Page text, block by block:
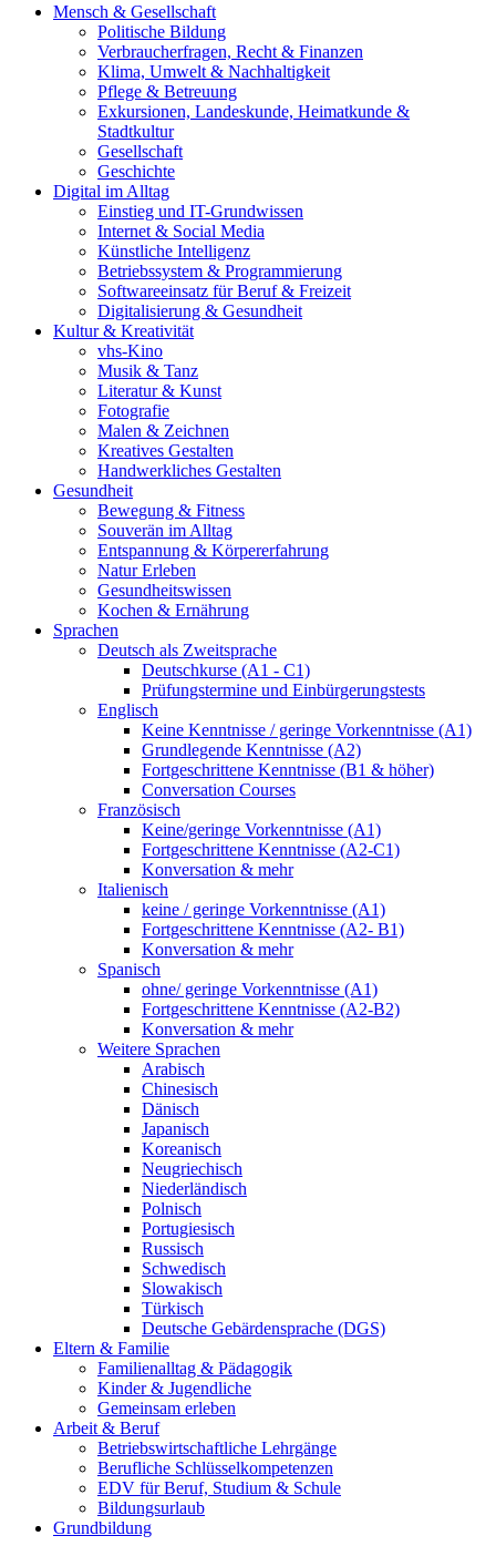
Mensch & Gesellschaft
Politische Bildung
Verbraucherfragen, Recht & Finanzen
Klima, Umwelt & Nachhaltigkeit
Pflege & Betreuung
Exkursionen, Landeskunde, Heimatkunde &
Stadtkultur
Gesellschaft
Geschichte
Digital im Alltag
Einstieg und IT-Grundwissen
Internet & Social Media
Künstliche Intelligenz
Betriebssystem & Programmierung
Softwareeinsatz für Beruf & Freizeit
Digitalisierung & Gesundheit
Kultur & Kreativität
vhs-Kino
Musik & Tanz
Literatur & Kunst
Fotografie
Malen & Zeichnen
Kreatives Gestalten
Handwerkliches Gestalten
Gesundheit
Bewegung & Fitness
Souverän im Alltag
Entspannung & Körpererfahrung
Natur Erleben
Gesundheitswissen
Kochen & Ernährung
Sprachen
Deutsch als Zweitsprache
Deutschkurse (A1 - C1)
Prüfungstermine und Einbürgerungstests
Englisch
Keine Kenntnisse / geringe Vorkenntnisse (A1)
Grundlegende Kenntnisse (A2)
Fortgeschrittene Kenntnisse (B1 & höher)
Conversation Courses
Französisch
Keine/geringe Vorkenntnisse (A1)
Fortgeschrittene Kenntnisse (A2-C1)
Konversation & mehr
Italienisch
keine / geringe Vorkenntnisse (A1)
Fortgeschrittene Kenntnisse (A2- B1)
Konversation & mehr
Spanisch
ohne/ geringe Vorkenntnisse (A1)
Fortgeschrittene Kenntnisse (A2-B2)
Konversation & mehr
Weitere Sprachen
Arabisch
Chinesisch
Dänisch
Japanisch
Koreanisch
Neugriechisch
Niederländisch
Polnisch
Portugiesisch
Russisch
Schwedisch
Slowakisch
Türkisch
Deutsche Gebärdensprache (DGS)
Eltern & Familie
Familienalltag & Pädagogik
Kinder & Jugendliche
Gemeinsam erleben
Arbeit & Beruf
Betriebswirtschaftliche Lehrgänge
Berufliche Schlüsselkompetenzen
EDV für Beruf, Studium & Schule
Bildungsurlaub
Grundbildung